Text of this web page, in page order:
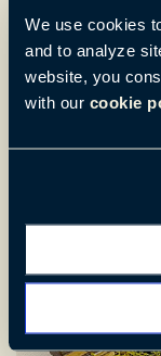
We use cookies
and to analyze
website, you
with our cookie